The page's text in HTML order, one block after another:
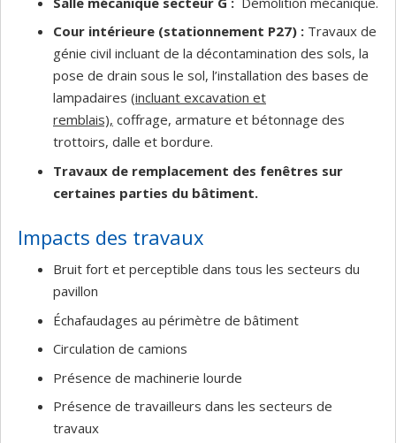
Cour intérieure (stationnement P27) : Travaux de
génie civil incluant de la décontamination des sols, la
pose de drain sous le sol, l’installation des bases de
lampadaires (incluant excavation et
remblais), coffrage, armature et bétonnage des
trottoirs, dalle et bordure.
Travaux de remplacement des fenêtres sur
certaines parties du bâtiment.
Impacts des travaux
Bruit fort et perceptible dans tous les secteurs du
pavillon
Échafaudages au périmètre de bâtiment
Circulation de camions
Présence de machinerie lourde
Présence de travailleurs dans les secteurs de
travaux